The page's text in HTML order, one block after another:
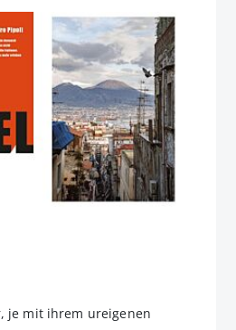
je mit ihrem ureigenen